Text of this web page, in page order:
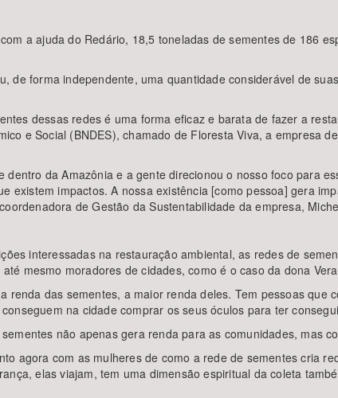
a ajuda do Redário, 18,5 toneladas de sementes de 186
de forma independente, uma quantidade considerável de
dessas redes é uma forma eficaz e barata de fazer a
e Social (BNDES), chamado de Floresta Viva, a empresa
dentro da Amazônia e a gente direcionou o nosso foco para
existem impactos. A nossa existência [como pessoa] gera
de Gestão da Sustentabilidade da empresa,
interessadas na restauração ambiental, as redes de
mesmo moradores de cidades, como é o caso da dona
renda das sementes, a maior renda deles. Tem pessoas
na cidade comprar os seus óculos para ter
não apenas gera renda para as comunidades, mas
agora com as mulheres de como a rede de sementes cria
elas viajam, tem uma dimensão espiritual da coleta